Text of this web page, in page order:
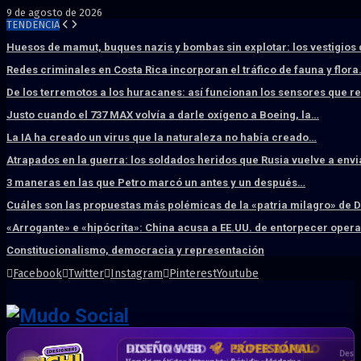
9 de agosto de 2026
TENDENCIA
Huesos de mamut, buques nazis y bombas sin explotar: los vestigios
Redes criminales en Costa Rica incorporan el tráfico de fauna y
De los terremotos a los huracanes: así funcionan los sensores que
Justo cuando el 737 MAX volvía a darle oxígeno a Boeing, la…
La IA ha creado un virus que la naturaleza no había creado…
Atrapados en la guerra: los soldados heridos que Rusia vuelve a
3 maneras en las que Petro marcó un antes y un después…
Cuáles son las propuestas más polémicas de la «patria milagro» de
«Arrogante» e «hipócrita»: China acusa a EE.UU. de entorpecer
Constitucionalismo, democracia y representación
Facebook Twitter Instagram PinterestYoutube
HOSTING SSD SÚPER RÁPIDO
DISEÑO WEB PROFESIONAL
CRM & DASHBOARD A MEDIDA
CORREO CORPORATIVO